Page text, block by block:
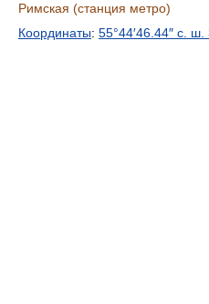
Римская (станция метро)
Координаты: 55°44′46.44″ с. ш.